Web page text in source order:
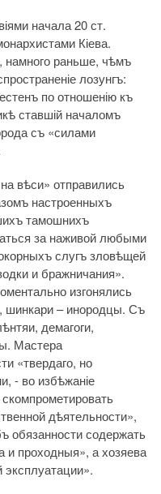
начала 20 ст.
Кіева.
намного раньше, чѣмъ
лозунгъ:
по отношенію къ
ставшій началомъ
съ «силами
вѣси» отправились
настроенныхъ
тамошнихъ
за наживой любыми
слугъ зловѣщей
и бражничания».
изгонялись
шинкари – инородцы. Съ
демагоги,
Мастера
«твердаго, но
- во избѣжаніе
дѣятельности»,
обязанности содержать
и проходныя», а хозяева
эксплуатации».